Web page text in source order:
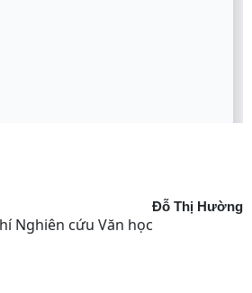
Đỗ Thị Hường
Nghiên cứu Văn học